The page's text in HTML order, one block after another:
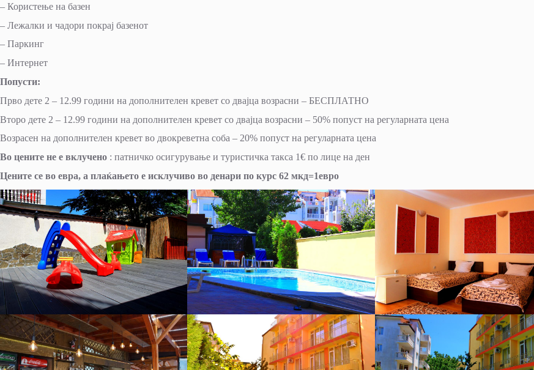
– Користење на базен
– Лежалки и чадори покрај базенот
– Паркинг
– Интернет
Попусти:
Прво дете 2 – 12.99 години на дополнителен кревет со двајца возрасни – БЕСПЛАТНО
Второ дете 2 – 12.99 години на дополнителен кревет со двајца возрасни – 50% попуст на регуларната цена
Возрасен на дополнителен кревет во двокреветна соба – 20% попуст на регуларната цена
Во цените не е вклучено : патничко осигурување и туристичка тaкса 1€ по лице на ден
Цените се во евра, а плаќањето е исклучиво во денари по курс 62 мкд=1евро